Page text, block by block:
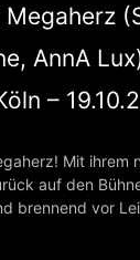
AnnA
–
Mit ihrem
auf den
brennend vor